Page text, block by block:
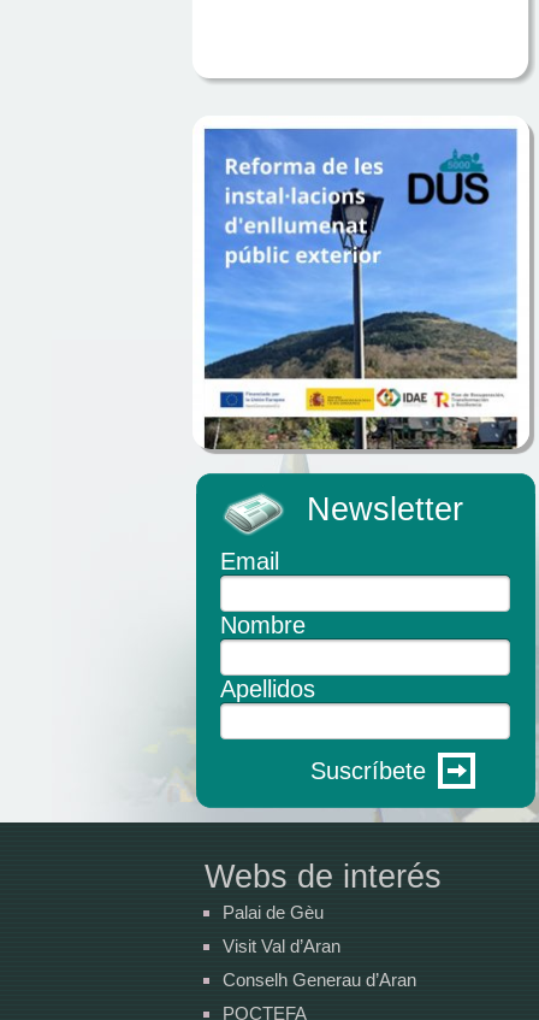
Newsletter
Email
Nombre
Apellidos
Suscríbete
Webs de interés
Palai de Gèu
Visit Val d’Aran
Conselh Generau d’Aran
POCTEFA